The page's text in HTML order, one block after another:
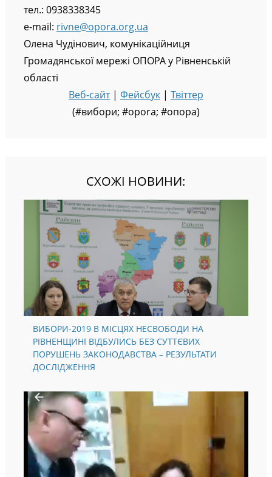
тел.: 0938338345
e-mail: rivne@opora.org.ua
Олена Чудінович, комунікаційниця
Громадянської мережі ОПОРА у Рівненській
області
Веб-сайт| Фейсбук| Твіттер
(#вибори; #opora; #опора)
СХОЖІ НОВИНИ:
ВИБОРИ-2019 В МІСЦЯХ НЕСВОБОДИ НА
РІВНЕНЩИНІ ВІДБУЛИСЬ БЕЗ СУТТЄВИХ
ПОРУШЕНЬ ЗАКОНОДАВСТВА – РЕЗУЛЬТАТИ
ДОСЛІДЖЕННЯ